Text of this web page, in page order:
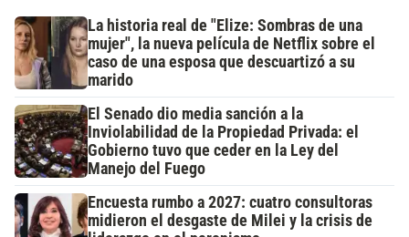
La historia real de "Elize: Sombras de una
mujer", la nueva película de Netflix sobre el
caso de una esposa que descuartizó a su
marido
El Senado dio media sanción a la
Inviolabilidad de la Propiedad Privada: el
Gobierno tuvo que ceder en la Ley del
Manejo del Fuego
Encuesta rumbo a 2027: cuatro consultoras
midieron el desgaste de Milei y la crisis de